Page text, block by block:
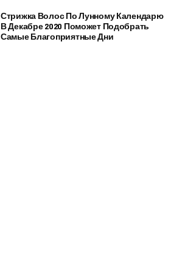
Стрижка Волос По Лунному Календарю
В Декабре 2020 Поможет Подобрать
Самые Благоприятные Дни